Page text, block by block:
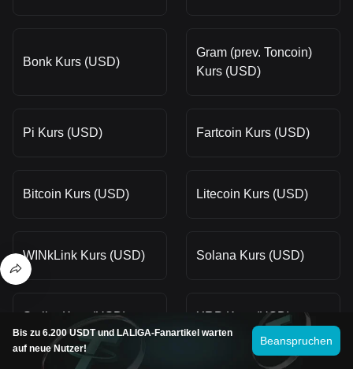
Bonk Kurs (USD)
Gram (prev. Toncoin)
Kurs (USD)
Pi Kurs (USD) Fartcoin Kurs (USD)
Bitcoin Kurs (USD) Litecoin Kurs (USD)
WINkLink Kurs (USD) Solana Kurs (USD)
Stellar Kurs (USD) XRP Kurs (USD)
Bis zu 6.200 USDT und LALIGA-Fanartikel warten
auf neue Nutzer!
Beanspruchen